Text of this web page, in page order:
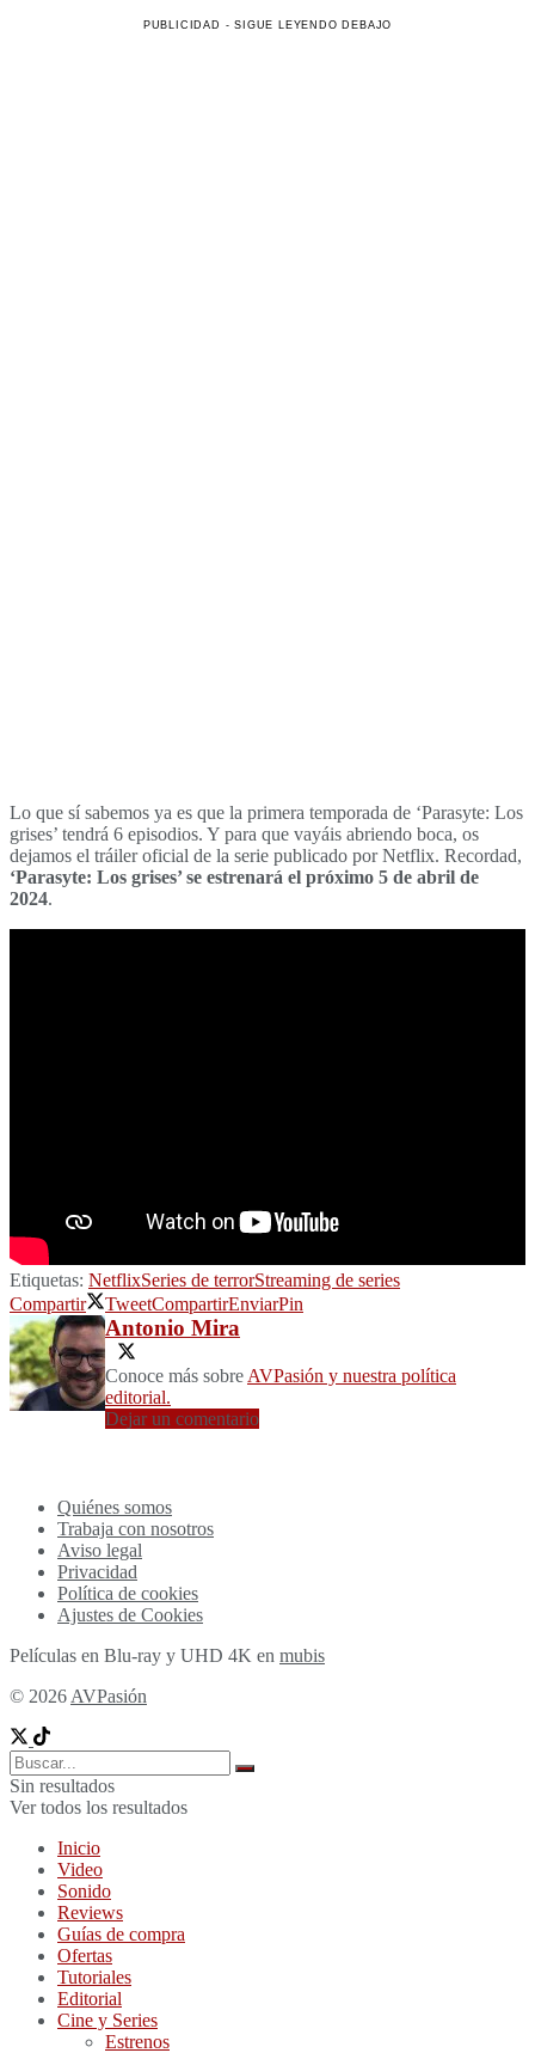
Lo que sí sabemos ya es que la primera temporada de ‘Parasyte: Los
grises’ tendrá 6 episodios. Y para que vayáis abriendo boca, os
dejamos el tráiler oficial de la serie publicado por Netflix. Recordad,
‘Parasyte: Los grises’ se estrenará el próximo 5 de abril de
2024.
Etiquetas: NetflixSeries de terrorStreaming de series
Compartir
TweetCompartirEnviarPin
Antonio Mira
Conoce más sobre AVPasión y nuestra política
editorial.
Dejar un comentario
Quiénes somos
Trabaja con nosotros
Aviso legal
Privacidad
Política de cookies
Ajustes de Cookies
Películas en Blu-ray y UHD 4K en mubis
© 2026 AVPasión
Sin resultados
Ver todos los resultados
Inicio
Video
Sonido
Reviews
Guías de compra
Ofertas
Tutoriales
Editorial
Cine y Series
Estrenos